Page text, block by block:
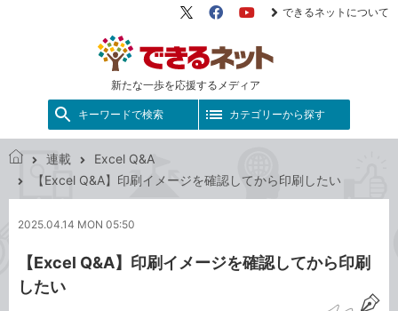
新たな一歩を応援するメディア
X（旧
FacebookYouTube
できるネットについて
キーワードで検索 カテゴリーから探す
ネ
ト
連載
Excel Q&A
【Excel Q&A】印刷イメージを確認してから印刷したい
2025.04.14 MON 05:50
【Excel Q&A】印刷イメージを確認してから印刷
したい